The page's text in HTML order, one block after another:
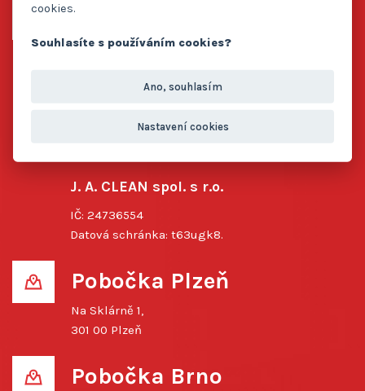
Centrála Vlašim
Pavlovice 88,
info@jaclean.cz
J. A. CLEAN spol. s r.o.
IČ: 24736554
Datová schránka: t63ugk8.
Pobočka Plzeň
Na Sklárně 1,
301 00 Plzeň
Pobočka Brno
cookies.
Souhlasíte s používáním cookies?
Ano, souhlasím
Nastavení cookies